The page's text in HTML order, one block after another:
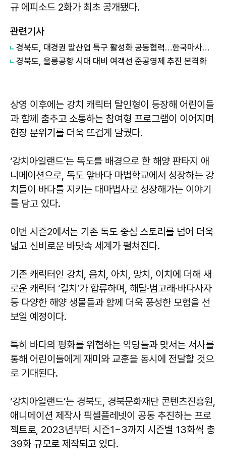
규 에피소드 2화가 최초 공개됐다.
관련기사
경북도, 대경권 말산업 특구 활성화 공동협력…한국마사회 영천 유치 힘 모아
경북도, 울릉공항 시대 대비 여객선 준공영제 추진 본격화
상영 이후에는 강치 캐릭터 탈인형이 등장해 어린이들
과 함께 춤추고 소통하는 참여형 프로그램이 이어지며
현장 분위기를 더욱 뜨겁게 달궜다.
‘강치아일랜드’는 독도를 배경으로 한 해양 판타지 애
니메이션으로, 독도 앞바다 마법학교에서 성장하는 강
치들이 바다를 지키는 대마법사로 성장해가는 이야기
를 담고 있다.
이번 시즌2에서는 기존 독도 중심 스토리를 넘어 더욱
넓고 신비로운 바닷속 세계가 펼쳐진다.
기존 캐릭터인 강치, 음치, 아치, 망치, 이치에 더해 새
로운 캐릭터 ‘길치’가 합류하며, 해달·범고래·바다사자
등 다양한 해양 생물들과 함께 더욱 풍성한 모험을 선
보일 예정이다.
특히 바다의 평화를 위협하는 악당들과 맞서는 서사를
통해 어린이들에게 재미와 교훈을 동시에 전달할 것으
로 기대된다.
‘강치아일랜드’는 경북도, 경북문화재단 콘텐츠진흥원,
애니메이션 제작사 픽셀플레넷이 공동 추진하는 프로
젝트로, 2023년부터 시즌1~3까지 시즌별 13화씩 총
39화 규모로 제작되고 있다.